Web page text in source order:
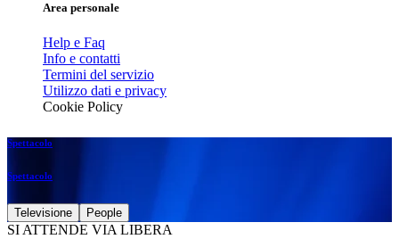
Area personale
Help e Faq
Info e contatti
Termini del servizio
Utilizzo dati e privacy
Cookie Policy
Spettacolo
Spettacolo
Televisione People
SI ATTENDE VIA LIBERA